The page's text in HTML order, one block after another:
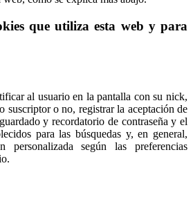
que utiliza esta web y para
al usuario en la pantalla con su nick,
suscriptor o no, registrar la aceptación de
y recordatorio de contraseña y el
para las búsquedas y, en general,
personalizada según las preferencias